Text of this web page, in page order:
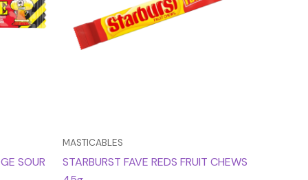
SOUR
MASTICABLES
STARBURST FAVE REDS FRUIT CHEWS